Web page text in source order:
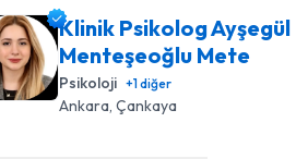
Klinik Psikolog Ayşegül
Menteşeoğlu Mete
Psikoloji +1diğer
Ankara, Çankaya